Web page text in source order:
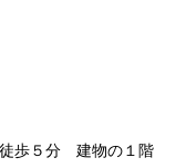
歩５分 建物の１階